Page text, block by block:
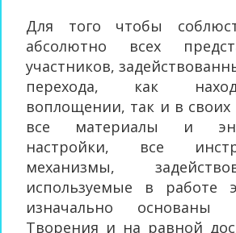
Для того чтобы
абсолютно всех
участников,
перехода, как
воплощении, так и в своих
все материалы и
настройки, все
механизмы,
используемые в работе
изначально основаны
Творения и на равной